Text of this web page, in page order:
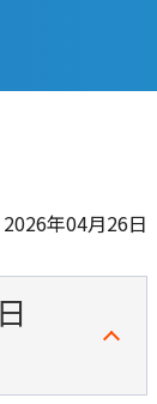
2026年04月26日